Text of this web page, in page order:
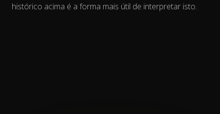
histórico acima é a forma mais útil de interpretar isto.